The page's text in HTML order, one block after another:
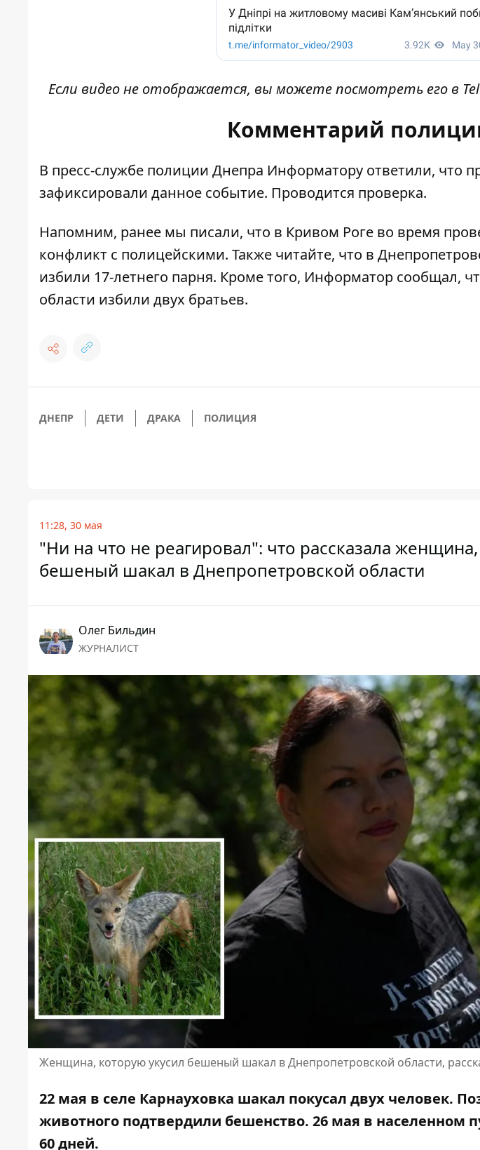
Если видео не отображается, вы можете посмотреть его в
Комментарий
В пресс-службе полиции Днепра Информатору ответили, что
зафиксировали данное событие. Проводится проверка.
Напомним, ранее мы писали, что в Кривом Роге во время
конфликт с полицейскими. Также читайте, что в
избили 17-летнего парня. Кроме того, Информатор сообщал,
области избили двух братьев.
ДНЕПР ДЕТИ ДРАКА ПОЛИЦИЯ
11:28, 30 мая
"Ни на что не реагировал": что рассказала
бешеный шакал в Днепропетровской области
Олег Бильдин
ЖУРНАЛИСТ
Женщина, которую укусил бешеный шакал в Днепропетровской области,
22 мая в селе Карнауховка шакал покусал двух человек.
животного подтвердили бешенство. 26 мая в населенном
60 дней.